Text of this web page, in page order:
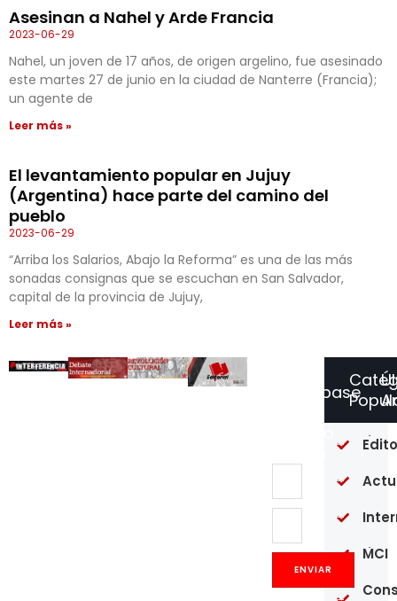
Asesinan a Nahel y Arde Francia
2023-06-29
Nahel, un joven de 17 años, de origen argelino, fue asesinado
este martes 27 de junio en la ciudad de Nanterre (Francia);
un agente de
Leer más »
El levantamiento popular en Jujuy
(Argentina) hace parte del camino del
pueblo
2023-06-29
“Arriba los Salarios, Abajo la Reforma” es una de las más
sonadas consignas que se escuchan en San Salvador,
capital de la provincia de Jujuy,
Leer más »
MCI
Suscríbase
ENVIAR